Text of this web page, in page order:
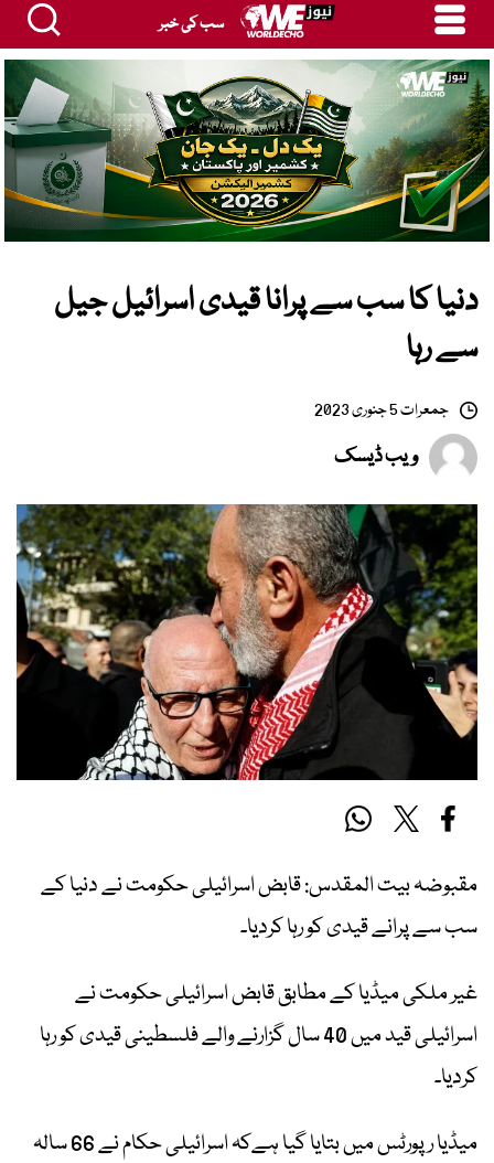
سب کی خبر
دنیا کا سب سے پرانا قیدی اسرائیل جیل
سے رہا
جمعرات 5 جنوری 2023
ویب ڈیسک
مقبوضہ بیت المقدس: قابض اسرائیلی حکومت نے دنیا کے
سب سے پرانے قیدی کو رہا کردیا۔
غیر ملکی میڈیا کے مطابق قابض اسرائیلی حکومت نے
اسرائیلی قید میں 40 سال گزارنے والے فلسطینی قیدی کو رہا
کردیا۔
میڈیا رپورٹس میں بتایا گیا ہےکہ اسرائیلی حکام نے 66 سالہ